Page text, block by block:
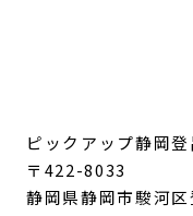
ピックアップ静岡登
〒422-8033
静岡県静岡市駿河